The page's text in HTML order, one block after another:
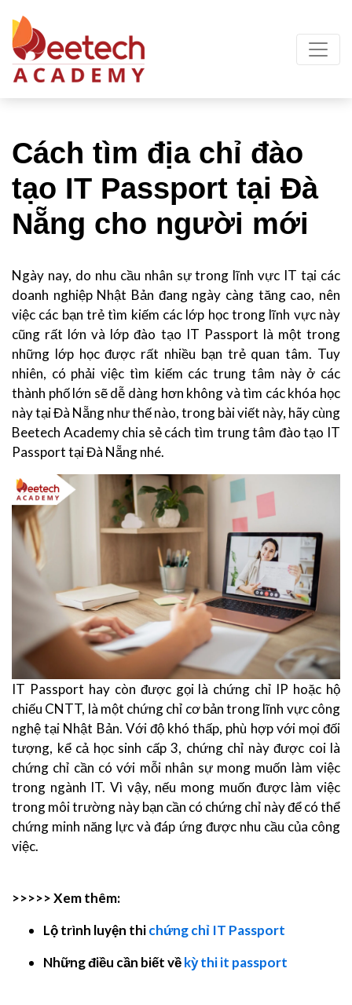
Cách tìm địa chỉ đào
tạo IT Passport tại Đà
Nẵng cho người mới
Ngày nay, do nhu cầu nhân sự trong lĩnh vực IT tại các
doanh nghiệp Nhật Bản đang ngày càng tăng cao, nên
việc các bạn trẻ tìm kiếm các lớp học trong lĩnh vực này
cũng rất lớn và lớp đào tạo IT Passport là một trong
những lớp học được rất nhiều bạn trẻ quan tâm. Tuy
nhiên, có phải việc tìm kiếm các trung tâm này ở các
thành phố lớn sẽ dễ dàng hơn không và tìm các khóa học
này tại Đà Nẵng như thế nào, trong bài viết này, hãy cùng
Beetech Academy chia sẻ cách tìm trung tâm đào tạo IT
Passport tại Đà Nẵng nhé.
IT Passport hay còn được gọi là chứng chỉ IP hoặc hộ
chiếu CNTT, là một chứng chỉ cơ bản trong lĩnh vực công
nghệ tại Nhật Bản. Với độ khó thấp, phù hợp với mọi đối
tượng, kể cả học sinh cấp 3, chứng chỉ này được coi là
chứng chỉ cần có với mỗi nhân sự mong muốn làm việc
trong ngành IT. Vì vậy, nếu mong muốn được làm việc
trong môi trường này bạn cần có chứng chỉ này để có thể
chứng minh năng lực và đáp ứng được nhu cầu của công
việc.
>>>>> Xem thêm:
Lộ trình luyện thichứng chỉ IT Passport
Những điều cần biết vềkỳ thi it passport